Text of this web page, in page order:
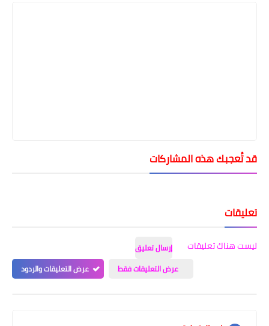
قد تُعجبك هذه المشاركات
تعليقات
ليست هناك تعليقات
إرسال تعليق
عرض التعليقات فقط
عرض التعليقات والردود